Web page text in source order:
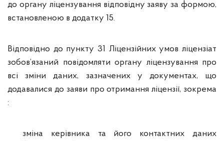
до органу ліцензування відповідну заяву за формою,
встановленою в додатку 15.
Відповідно до пункту 31 Ліцензійних умов ліцензіат
зобов’язаний повідомляти органу ліцензування про
всі зміни даних, зазначених у документах, що
додавалися до заяви про отримання ліцензії, зокрема
:
зміна керівника та його контактних даних